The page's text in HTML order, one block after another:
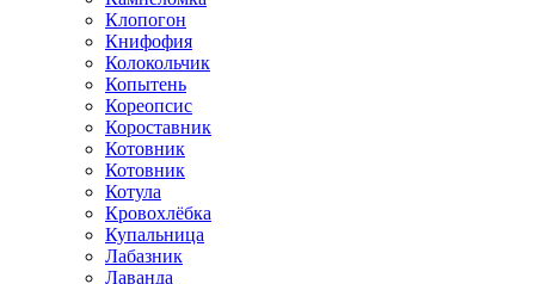
Клопогон
Книфофия
Колокольчик
Копытень
Кореопсис
Короставник
Котовник
Котовник
Котула
Кровохлёбка
Купальница
Лабазник
Лаванда